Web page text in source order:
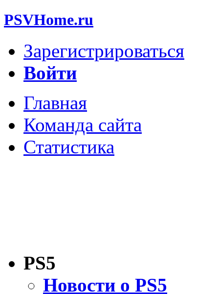
PSVHome.ru
Зарегистрироваться
Войти
Главная
Команда сайта
Статистика
PS5
Новости о PS5